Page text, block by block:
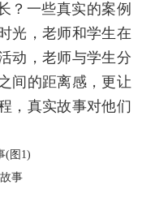
？一些真实的案例
光，老师和学生在
动，老师与学生分
间的距离感，更让
，真实故事对他们
事